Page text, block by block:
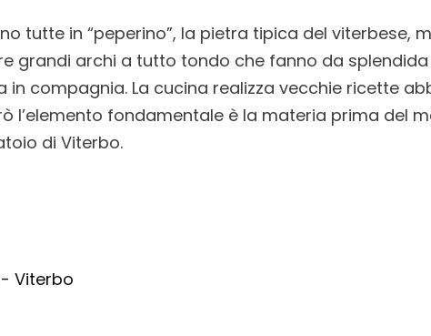
tutte in “peperino”, la pietra tipica del viterbese,
grandi archi a tutto tondo che fanno da
in compagnia. La cucina realizza vecchie ricette
l’elemento fondamentale è la materia prima del
di Viterbo.
Viterbo